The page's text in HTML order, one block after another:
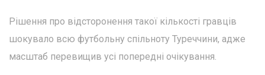
Рішення про відсторонення такої кількості гравців
шокувало всю футбольну спільноту Туреччини, адже
масштаб перевищив усі попередні очікування.